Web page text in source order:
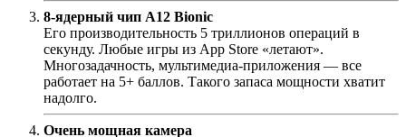
8-ядерный чип A12 Bionic
Его производительность 5 триллионов операций в
секунду. Любые игры из App Store «летают».
Многозадачность, мультимедиа-приложения — все
работает на 5+ баллов. Такого запаса мощности хватит
надолго.
Очень мощная камера